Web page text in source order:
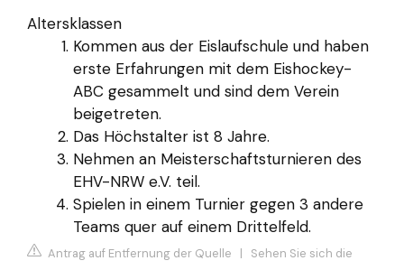
Altersklassen
Kommen aus der Eislaufschule und haben
erste Erfahrungen mit dem Eishockey-
ABC gesammelt und sind dem Verein
beigetreten.
Das Höchstalter ist 8 Jahre.
Nehmen an Meisterschaftsturnieren des
EHV-NRW e.V. teil.
Spielen in einem Turnier gegen 3 andere
Teams quer auf einem Drittelfeld.
Antrag auf Entfernung der Quelle | Sehen Sie sich die